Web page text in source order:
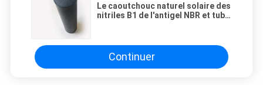
Le caoutchouc naturel solaire des
nitriles B1 de l'antigel NBR et tube
Continuer